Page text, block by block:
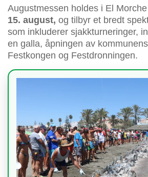
Augustmessen holdes i El
15. august, og tilbyr et bredt
som inkluderer sjakkturneringer,
en galla, åpningen av
Festkongen og Festdronningen.